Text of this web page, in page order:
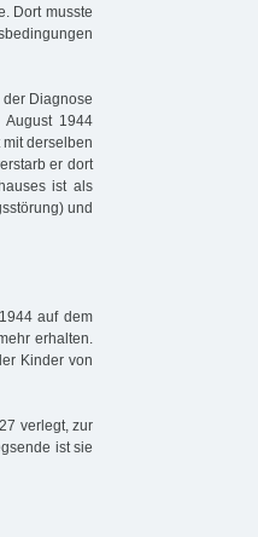
Dort musste
Diagnose
August 1944
derselben
er dort
ist als
und
auf dem
erhalten.
Kinder von
verlegt, zur
ist sie